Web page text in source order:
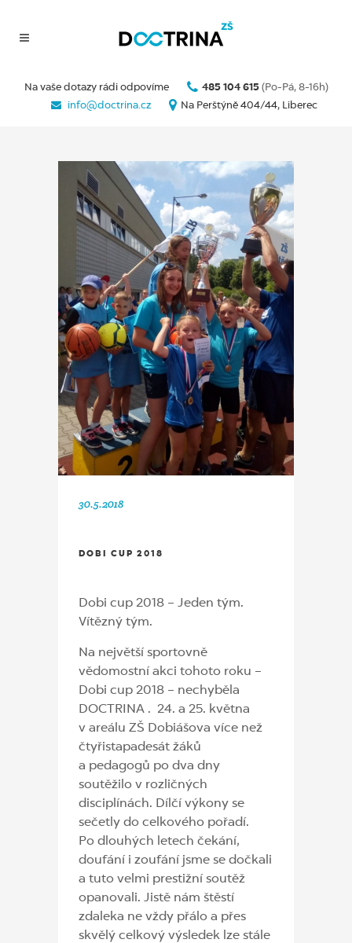
Na vaše dotazy rádi odpovíme 485 104 615 (Po-Pá, 8-16h)
info@doctrina.cz
Na Perštýně 404/44, Liberec
30.5.2018
DOBI CUP 2018
Dobi cup 2018 – Jeden tým.
Vítězný tým.
Na největší sportovně
vědomostní akci tohoto roku –
Dobi cup 2018 – nechyběla
DOCTRINA . 24. a 25. května
v areálu ZŠ Dobiášova více než
čtyřistapadesát žáků
a pedagogů po dva dny
soutěžilo v rozličných
disciplínách. Dílčí výkony se
sečetly do celkového pořadí.
Po dlouhých letech čekání,
doufání i zoufání jsme se dočkali
a tuto velmi prestižní soutěž
opanovali. Jistě nám štěstí
zdaleka ne vždy přálo a přes
skvělý celkový výsledek lze stále